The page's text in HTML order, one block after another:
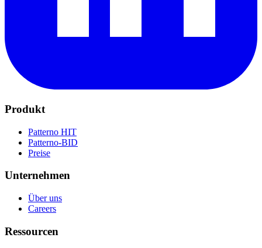
Produkt
Patterno HIT
Patterno-BID
Preise
Unternehmen
Über uns
Careers
Ressourcen